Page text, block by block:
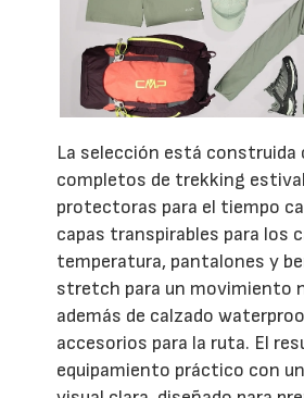
La selección está
completos de trekking
protectoras para el tiempo
capas transpirables para los
temperatura, pantalones y
stretch para un movimiento
además de calzado
accesorios para la ruta. El
equipamiento práctico con